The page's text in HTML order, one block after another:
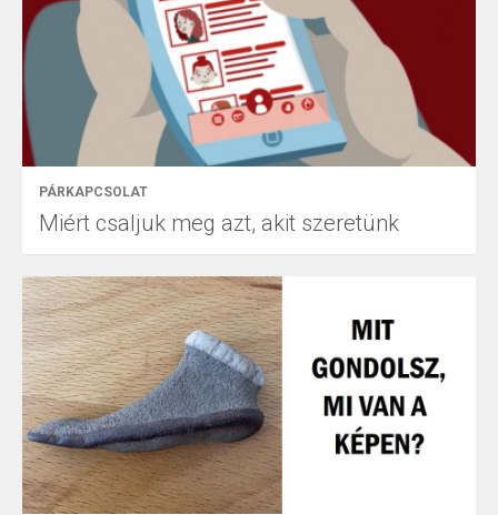
PÁRKAPCSOLAT
Miért csaljuk meg azt, akit szeretünk